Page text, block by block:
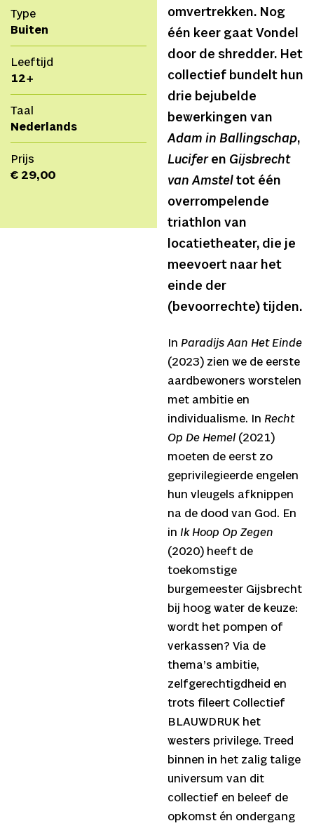
Type
Buiten
Leeftijd
12+
Taal
Nederlands
Prijs
€ 29,00
omvertrekken. Nog
één keer gaat Vondel
door de shredder. Het
collectief bundelt hun
drie bejubelde
bewerkingen van
Adam in Ballingschap,
Luciferen Gijsbrecht
van Amstel tot één
overrompelende
triathlon van
locatietheater, die je
meevoert naar het
einde der
(bevoorrechte) tijden.
In Paradijs Aan Het Einde
(2023) zien we de eerste
aardbewoners worstelen
met ambitie en
individualisme. In Recht
Op De Hemel (2021)
moeten de eerst zo
geprivilegieerde engelen
hun vleugels afknippen
na de dood van God. En
in Ik Hoop Op Zegen
(2020) heeft de
toekomstige
burgemeester Gijsbrecht
bij hoog water de keuze:
wordt het pompen of
verkassen? Via de
thema’s ambitie,
zelfgerechtigdheid en
trots fileert Collectief
BLAUWDRUK het
westers privilege. Treed
binnen in het zalig talige
universum van dit
collectief en beleef de
opkomst én ondergang